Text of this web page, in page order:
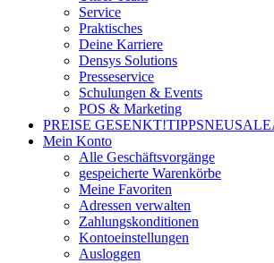
Service
Praktisches
Deine Karriere
Densys Solutions
Presseservice
Schulungen & Events
POS & Marketing
PREISE GESENKT!TIPPSNEUSALE
Mein Konto
Alle Geschäftsvorgänge
gespeicherte Warenkörbe
Meine Favoriten
Adressen verwalten
Zahlungskonditionen
Kontoeinstellungen
Ausloggen